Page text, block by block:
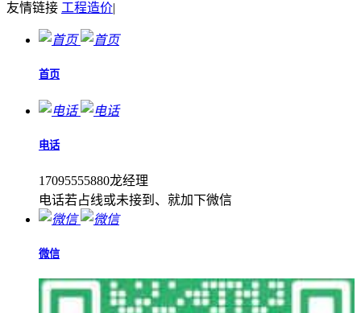
友情链接 工程造价|
首页
电话
17095555880龙经理
电话若占线或未接到、就加下微信
微信